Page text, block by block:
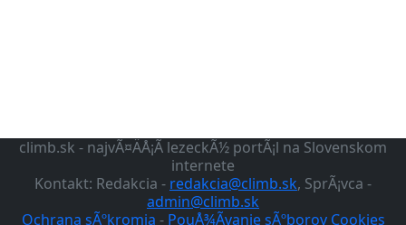
climb.sk - najvÃ¤ÄÅ¡Ã­ lezeckÃ½ portÃ¡l na Slovenskom
internete
Kontakt: Redakcia - redakcia@climb.sk, SprÃ¡vca -
admin@climb.sk
Ochrana sÃºkromia - PouÅ¾Ã­vanie sÃºborov Cookies